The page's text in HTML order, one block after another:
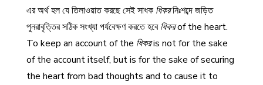
এর অর্থ হল যে তিলাওয়াত করছে সেই সাধক ধিকরনিঃশব্দে জড়িত
পুনরাবৃত্তির সঠিক সংখ্যা পর্যবেক্ষণ করতে হবেধিকরof the heart.
To keep an account of the ধিকরis not for the sake
of the account itself, but is for the sake of securing
the heart from bad thoughts and to cause it to